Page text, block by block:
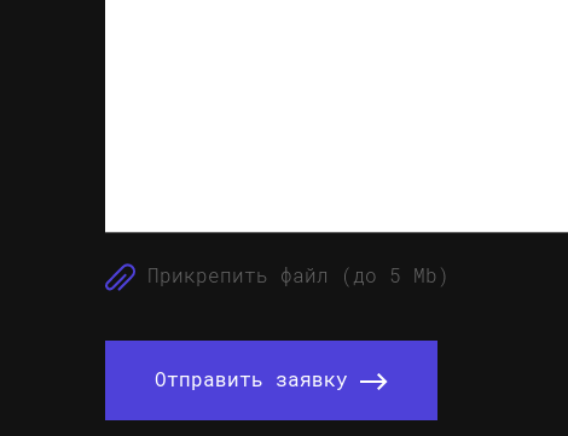
Прикрепить файл (до 5 Mb)
Отправить заявку